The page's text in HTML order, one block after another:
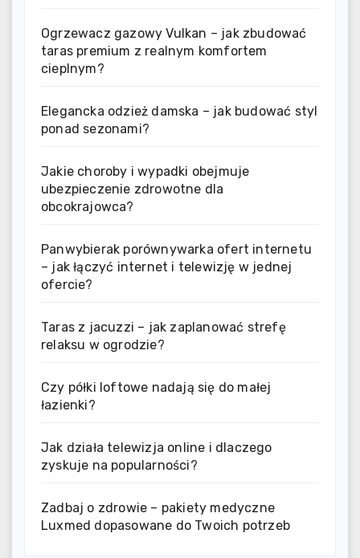
Ogrzewacz gazowy Vulkan – jak zbudować
taras premium z realnym komfortem
cieplnym?
Elegancka odzież damska – jak budować styl
ponad sezonami?
Jakie choroby i wypadki obejmuje
ubezpieczenie zdrowotne dla
obcokrajowca?
Panwybierak porównywarka ofert internetu
– jak łączyć internet i telewizję w jednej
ofercie?
Taras z jacuzzi – jak zaplanować strefę
relaksu w ogrodzie?
Czy półki loftowe nadają się do małej
łazienki?
Jak działa telewizja online i dlaczego
zyskuje na popularności?
Zadbaj o zdrowie – pakiety medyczne
Luxmed dopasowane do Twoich potrzeb